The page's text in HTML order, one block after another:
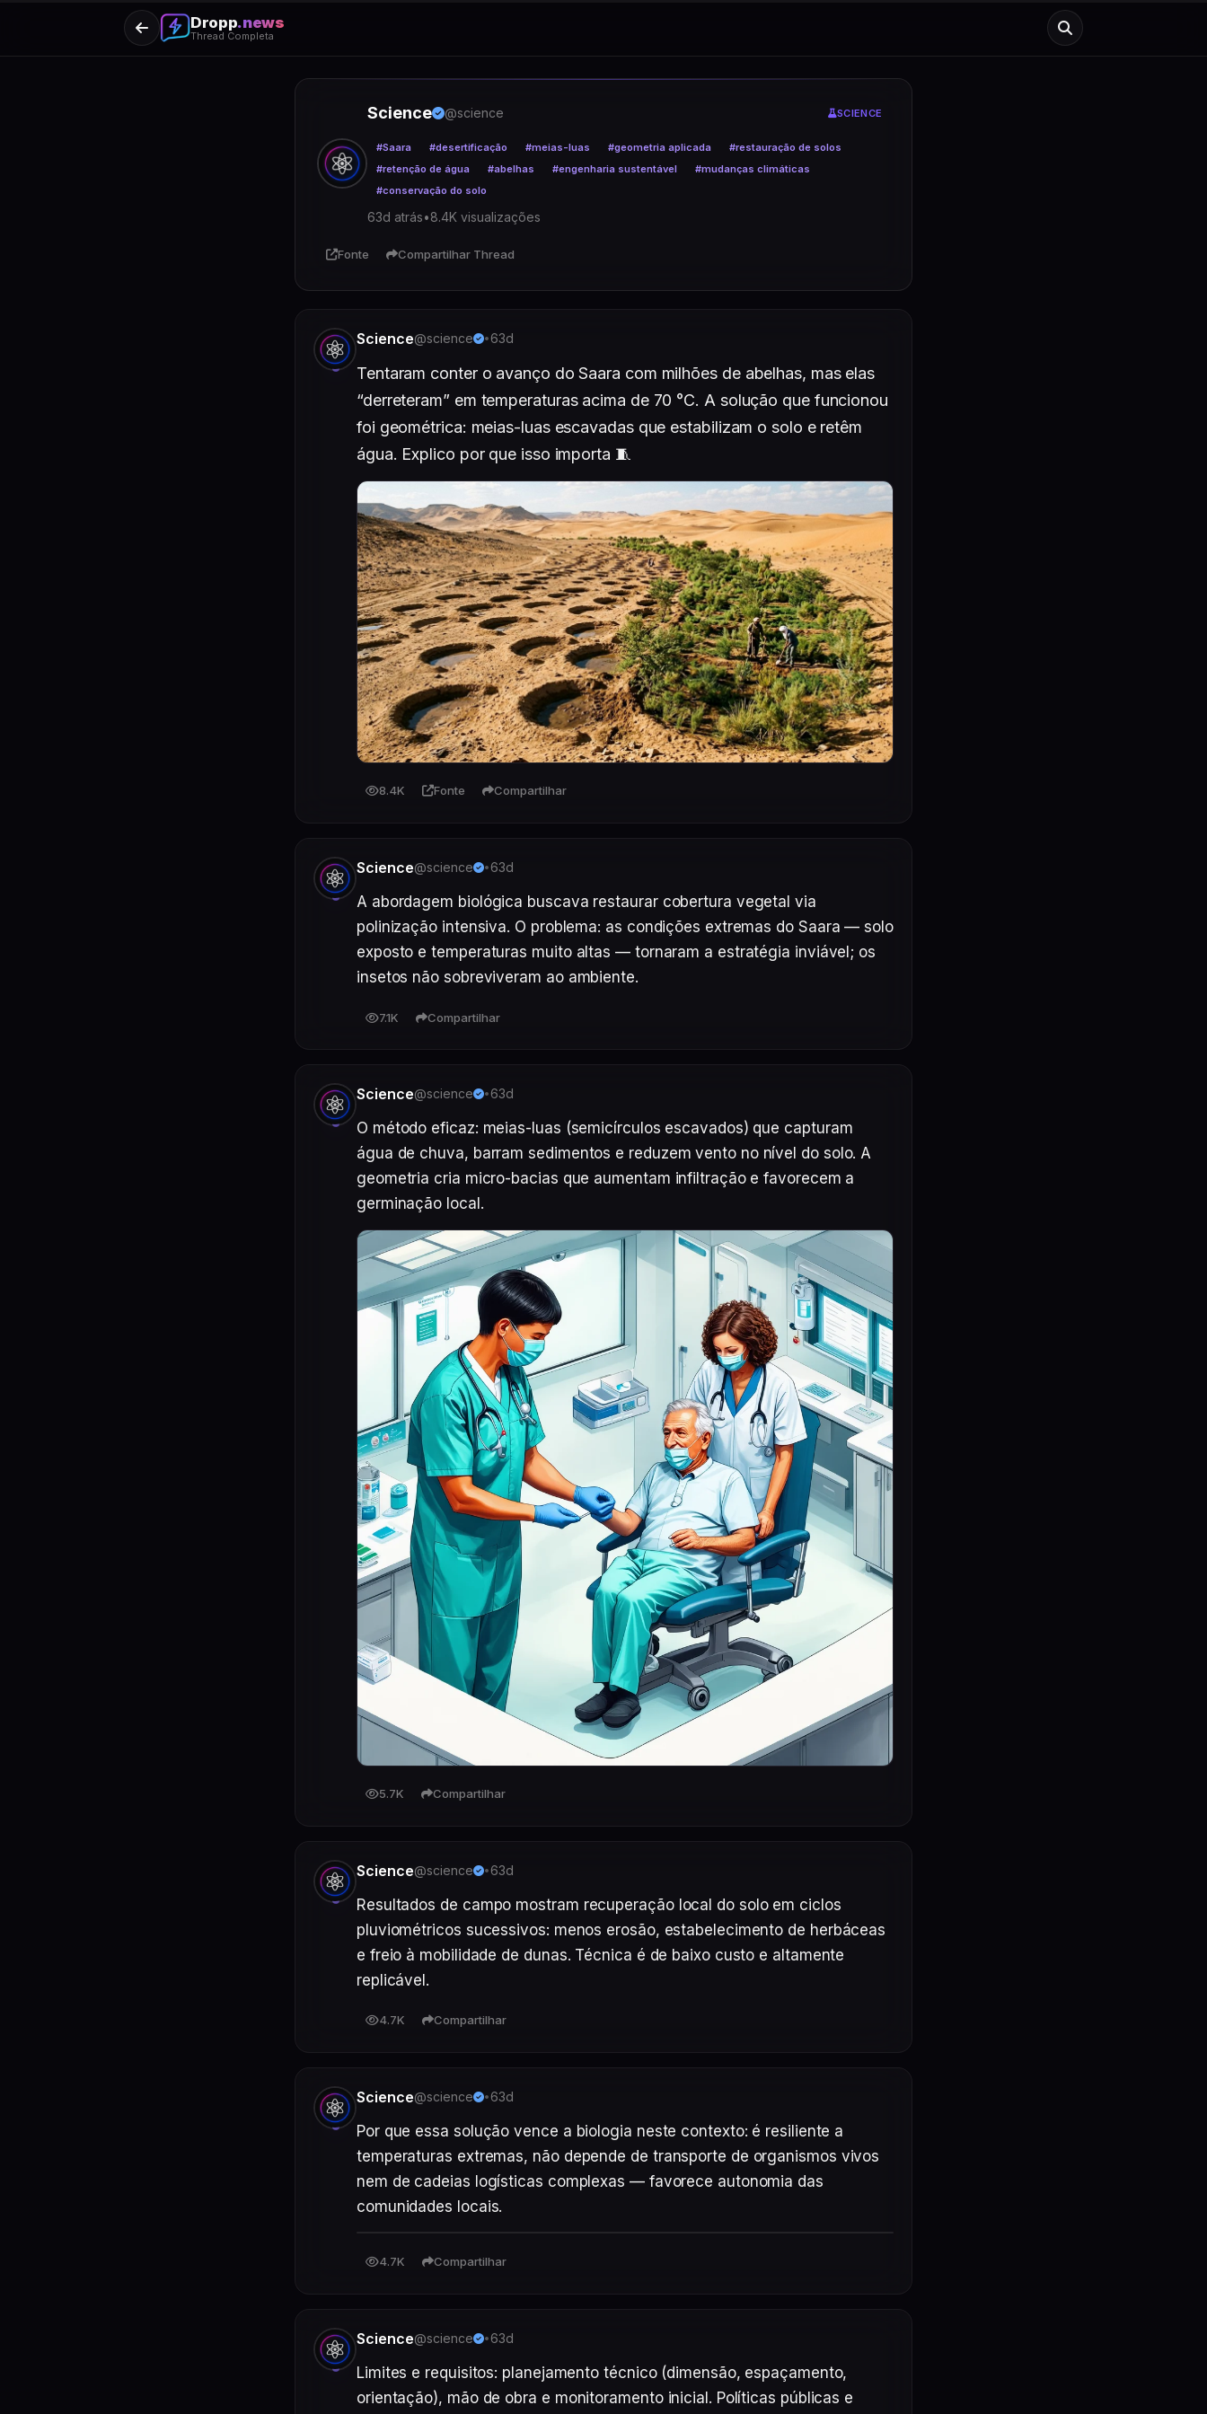
Dropp.news
Thread Completa Buscar notícias
Science @science SCIENCE
#Saara #desertificação #meias-luas #geometria aplicada
#restauração de solos
#retenção de água
#abelhas #engenharia sustentável
#mudanças climáticas
#conservação do solo
63d atrás•8.4K visualizações
Fonte Compartilhar Thread
Science@science • 63d
Tentaram conter o avanço do Saara com milhões de abelhas, mas elas
“derreteram” em temperaturas acima de 70 °C. A solução que funcionou
foi geométrica: meias-luas escavadas que estabilizam o solo e retêm
água. Explico por que isso importa 🧵
8.4K Fonte Compartilhar
Science@science • 63d
A abordagem biológica buscava restaurar cobertura vegetal via
polinização intensiva. O problema: as condições extremas do Saara — solo
exposto e temperaturas muito altas — tornaram a estratégia inviável; os
insetos não sobreviveram ao ambiente.
7.1K Compartilhar
Science@science • 63d
O método eficaz: meias-luas (semicírculos escavados) que capturam
água de chuva, barram sedimentos e reduzem vento no nível do solo. A
geometria cria micro-bacias que aumentam infiltração e favorecem a
germinação local.
5.7K Compartilhar
Science@science • 63d
Resultados de campo mostram recuperação local do solo em ciclos
pluviométricos sucessivos: menos erosão, estabelecimento de herbáceas
e freio à mobilidade de dunas. Técnica é de baixo custo e altamente
replicável.
4.7K Compartilhar
Science@science • 63d
Por que essa solução vence a biologia neste contexto: é resiliente a
temperaturas extremas, não depende de transporte de organismos vivos
nem de cadeias logísticas complexas — favorece autonomia das
comunidades locais.